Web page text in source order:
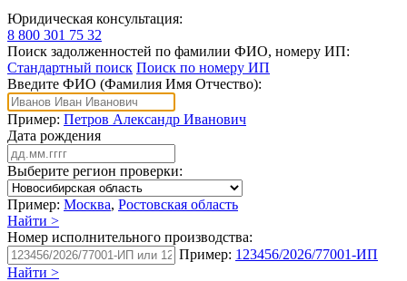
Юридическая консультация:
8 800 301 75 32
Поиск задолженностей по фамилии ФИО, номеру ИП:
Стандартный поиск Поиск по номеру ИП
Введите ФИО (Фамилия Имя Отчество):
Пример: Петров Александр Иванович
Дата рождения
Выберите регион проверки:
Пример: Москва, Ростовская область
Найти >
Номер исполнительного производства:
Пример: 123456/2026/77001-ИП
Найти >